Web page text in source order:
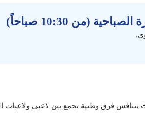
(من 10:30 صباحاً)
تتنافس فرق وطنية تجمع بين لاعبي ولاعبات